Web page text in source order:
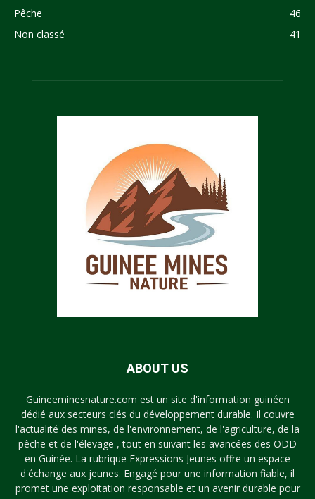
Pêche
46
Non classé
41
ABOUT US
Guineeminesnature.com est un site d'information guinéen
dédié aux secteurs clés du développement durable. Il couvre
l'actualité des mines, de l'environnement, de l'agriculture, de la
pêche et de l'élevage , tout en suivant les avancées des ODD
en Guinée. La rubrique Expressions Jeunes offre un espace
d'échange aux jeunes. Engagé pour une information fiable, il
promet une exploitation responsable et un avenir durable pour